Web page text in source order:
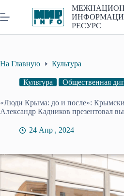
к
сути
РЕСУРС
На Главную Культура
Культура Общественная
«Люди Крыма: до и после»:
Александр Кадников презентовал
24 Апр , 2024